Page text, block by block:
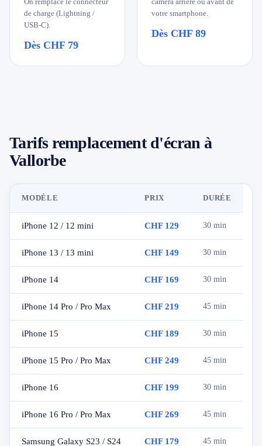
de charge (Lightning /
USB-C).
Dès CHF 79
votre smartphone.
Dès CHF 89
Tarifs remplacement d'écran à
Vallorbe
MODÈLE PRIX DURÉE
iPhone 12 / 12 mini CHF 129 30 min
iPhone 13 / 13 mini CHF 149 30 min
iPhone 14 CHF 169 30 min
iPhone 14 Pro / Pro Max CHF 219 45 min
iPhone 15 CHF 189 30 min
iPhone 15 Pro / Pro Max CHF 249 45 min
iPhone 16 CHF 199 30 min
iPhone 16 Pro / Pro Max CHF 269 45 min
Samsung Galaxy S23 / S24 CHF 179 45 min